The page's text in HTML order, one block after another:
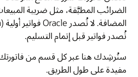
الضرائب المطبَّقة، مثل ضريبة
تُصدر فواتير قبل إتمام التسليم.
سنُرشِدك هنا عبر كل قسم من فاتورتك
مفيدة على طول الطريق.